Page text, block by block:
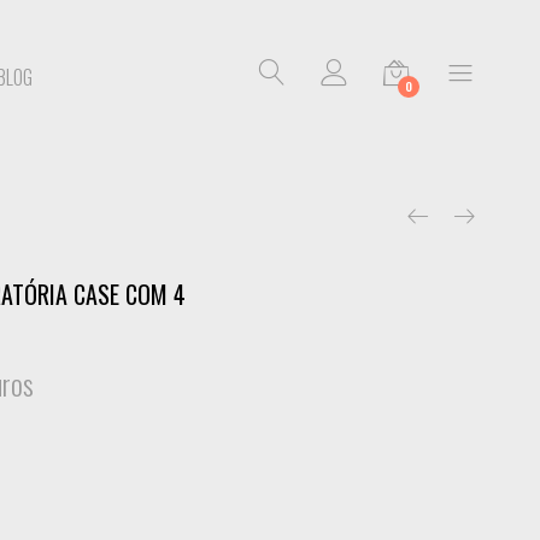
0
CASE COM 4